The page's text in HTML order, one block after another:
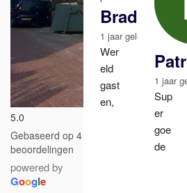
5.0
Gebaseerd op 4
beoordelingen
powered by
Google
Bradley
1 jaar geleden
Wer
eld
gast
en,
1 jaar
Sup
er
goe
de